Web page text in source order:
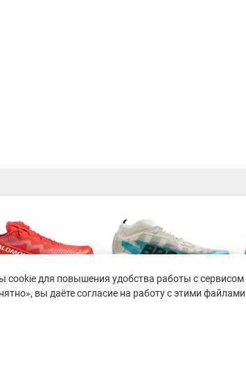
для повышения удобства работы с сервисом
вы даёте согласие на работу с этими